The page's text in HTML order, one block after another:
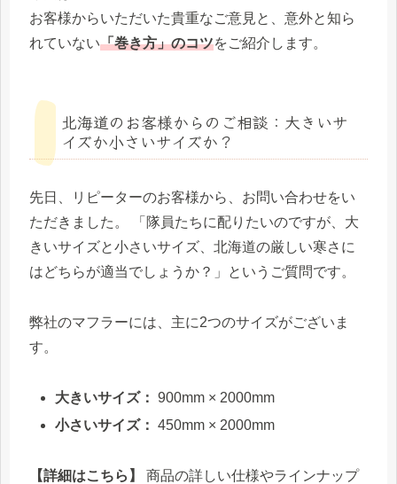
お客様からいただいた貴重なご意見と、意外と知ら
れていない「巻き方」のコツをご紹介します。
北海道のお客様からのご相談：大きいサ
イズか小さいサイズか？
先日、リピーターのお客様から、お問い合わせをい
ただきました。 「隊員たちに配りたいのですが、大
きいサイズと小さいサイズ、北海道の厳しい寒さに
はどちらが適当でしょうか？」というご質問です。
弊社のマフラーには、主に2つのサイズがございま
す。
大きいサイズ： 900mm × 2000mm
小さいサイズ： 450mm × 2000mm
【詳細はこちら】
商品の詳しい仕様やラインナップ